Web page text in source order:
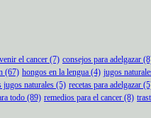
el cancer (7) consejos para adelgazar
(67) hongos en la lengua (4) jugos
jugos naturales (5) recetas para adelgazar
todo (89) remedios para el cancer (8)